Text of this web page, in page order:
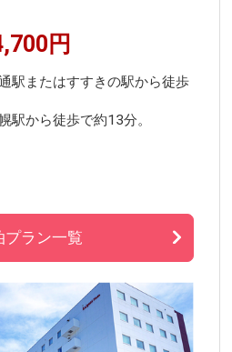
円
駅またはすすきの駅から徒歩
駅から徒歩で約13分。
プラン一覧